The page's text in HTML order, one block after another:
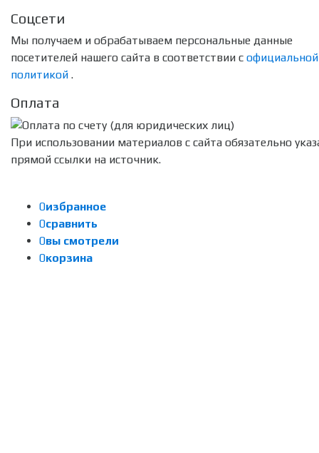
Соцсети
Мы получаем и обрабатываем персональные данные
посетителей нашего сайта в соответствии с официальной
политикой .
Оплата
При использовании материалов с сайта обязательно
прямой ссылки на источник.
0избранное
0сравнить
0вы смотрели
0корзина